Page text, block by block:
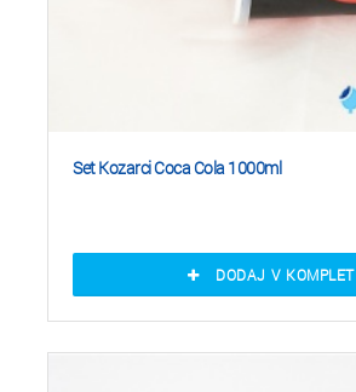
Set Kozarci Coca Cola 1000ml
DODAJ V KOMPLET